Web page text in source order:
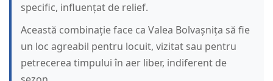
specific, influențat de relief.
Această combinație face ca Valea Bolvașnița să fie
un loc agreabil pentru locuit, vizitat sau pentru
petrecerea timpului în aer liber, indiferent de